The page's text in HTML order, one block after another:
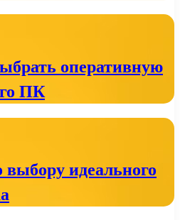
оперативную
ПК
идеального